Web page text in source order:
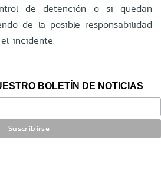
de detención o si quedan
de la posible responsabilidad
incidente.
BOLETÍN DE NOTICIAS